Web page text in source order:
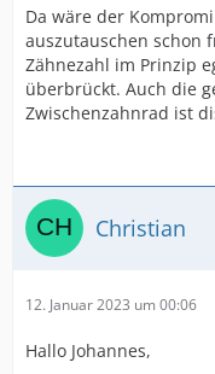
Da wäre der
auszutauschen schon
Zähnezahl im Prinzip
überbrückt. Auch die
Zwischenzahnrad ist
Christian
12. Januar 2023 um 00:06
Hallo Johannes,